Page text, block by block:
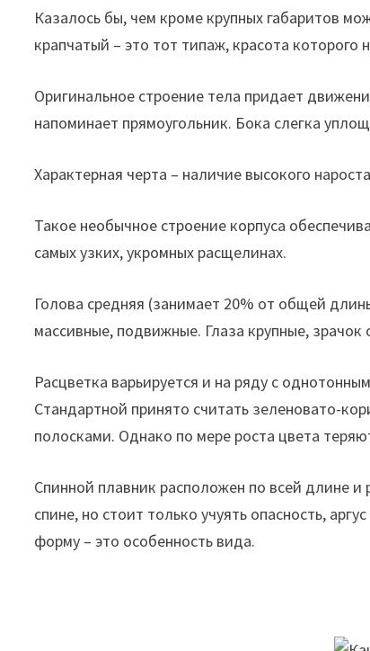
Казалось бы, чем кроме крупных габаритов
крапчатый – это тот типаж, красота которого
Оригинальное строение тела придает
напоминает прямоугольник. Бока слегка
Характерная черта – наличие высокого
Такое необычное строение корпуса
самых узких, укромных расщелинах.
Голова средняя (занимает 20% от общей
массивные, подвижные. Глаза крупные,
Расцветка варьируется и на ряду с
Стандартной принято считать зеленовато-
полосками. Однако по мере роста цвета
Спинной плавник расположен по всей длине
спине, но стоит только учуять опасность,
форму – это особенность вида.